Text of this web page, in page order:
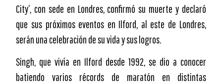
City’, con sede en Londres, confirmó su muerte y declaró
que sus próximos eventos en Ilford, al este de Londres,
serán una celebración de su vida y sus logros.
Singh, que vivía en Ilford desde 1992, se dio a conocer
batiendo varios récords de maratón en distintas